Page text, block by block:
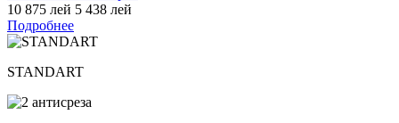
10 875 лей 5 438 лей
Подробнее
STANDART